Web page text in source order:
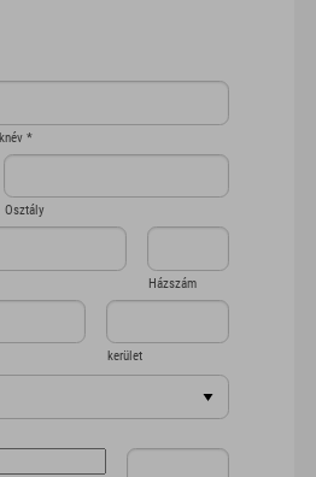
*
Osztály
Házszám
kerület